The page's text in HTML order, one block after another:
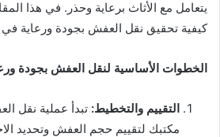
يتعامل مع الأثاث برعاية وحذر. في هذا
كيفية تحقيق نقل العفش بجودة ورعاية في
الخطوات الأساسية لنقل العفش بجودة
التقييم والتخطيط: تبدأ عملية نقل
مكتبك لتقييم حجم العفش وتحديد